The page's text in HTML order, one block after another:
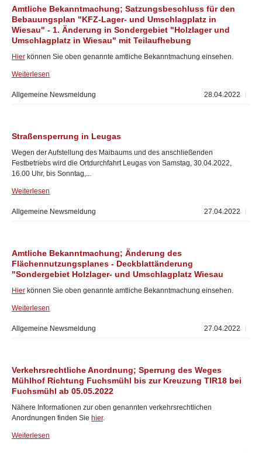
Amtliche Bekanntmachung; Satzungsbeschluss für den
Bebauungsplan "KFZ-Lager- und Umschlagplatz in
Wiesau" - 1. Änderung in Sondergebiet "Holzlager und
Umschlagplatz in Wiesau" mit Teilaufhebung
Hier können Sie oben genannte amtliche Bekanntmachung einsehen.
Weiterlesen
28.04.2022
Allgemeine Newsmeldung
Straßensperrung in Leugas
Wegen der Aufstellung des Maibaums und des anschließenden
Festbetriebs wird die Ortdurchfahrt Leugas von Samstag, 30.04.2022,
16.00 Uhr, bis Sonntag,...
Weiterlesen
27.04.2022
Allgemeine Newsmeldung
Amtliche Bekanntmachung; Änderung des
Flächennutzungsplanes - Deckblattänderung
"Sondergebiet Holzlager- und Umschlagplatz Wiesau
Hier können Sie oben genannte amtliche Bekanntmachung einsehen.
Weiterlesen
27.04.2022
Allgemeine Newsmeldung
Verkehrsrechtliche Anordnung; Sperrung des Weges
Mühlhof Richtung Fuchsmühl bis zur Kreuzung TIR18 bei
Fuchsmühl ab 05.05.2022
Nähere Informationen zur oben genannten verkehrsrechtlichen
Anordnungen finden Sie hier.
Weiterlesen